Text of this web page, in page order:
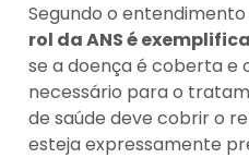
Segundo o
rol da ANS é
se a doença é coberta e
necessário para o
de saúde deve cobrir o
esteja expressamente